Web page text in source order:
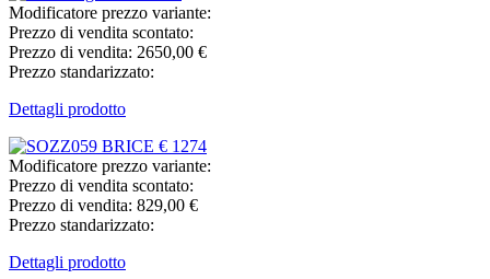
Modificatore prezzo variante:
Prezzo di vendita scontato:
Prezzo di vendita: 2650,00 €
Prezzo standarizzato:
Dettagli prodotto
Modificatore prezzo variante:
Prezzo di vendita scontato:
Prezzo di vendita: 829,00 €
Prezzo standarizzato:
Dettagli prodotto